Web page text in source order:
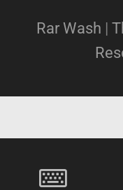
Rar Wash |